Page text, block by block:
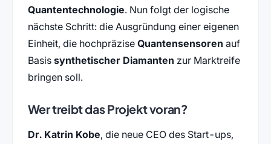
Quantentechnologie. Nun folgt der logische
nächste Schritt: die Ausgründung einer eigenen
Einheit, die hochpräzise Quantensensoren auf
Basis synthetischer Diamanten zur Marktreife
bringen soll.
Wer treibt das Projekt voran?
Dr. Katrin Kobe, die neue CEO des Start-ups,